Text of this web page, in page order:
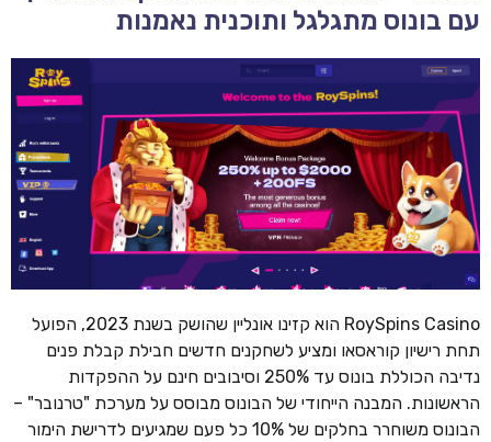
עם בונוס מתגלגל ותוכנית נאמנות
RoySpins Casino הוא קזינו אונליין שהושק בשנת 2023, הפועל
תחת רישיון קוראסאו ומציע לשחקנים חדשים חבילת קבלת פנים
נדיבה הכוללת בונוס עד 250% וסיבובים חינם על ההפקדות
הראשונות. המבנה הייחודי של הבונוס מבוסס על מערכת "טרנובר" –
הבונוס משוחרר בחלקים של 10% כל פעם שמגיעים לדרישת הימור